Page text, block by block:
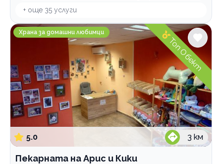
+ още 35 услуги
Пекарната на Арис и Кики
Храна за домашни любимци
5.0 3 км
Пекарната на Арис и Кики
Топ Обект